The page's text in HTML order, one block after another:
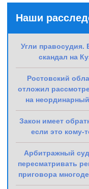
Наши
Угли правосудия.
скандал на
Ростовский
отложил
на
Закон имеет
если это кому-
Арбитражный суд
пересматривать
приговора